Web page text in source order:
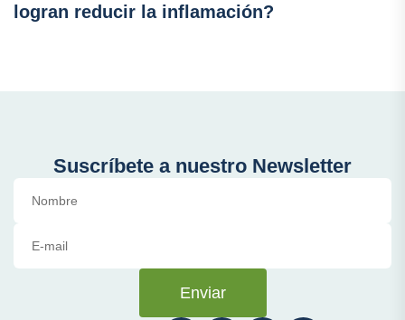
logran reducir la inflamación?
Suscríbete a nuestro Newsletter
Enviar